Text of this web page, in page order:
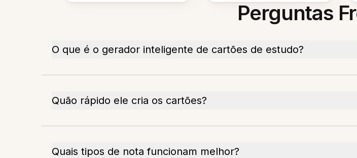
Perguntas
O que é o gerador inteligente de cartões de estudo?
Quão rápido ele cria os cartões?
Quais tipos de nota funcionam melhor?